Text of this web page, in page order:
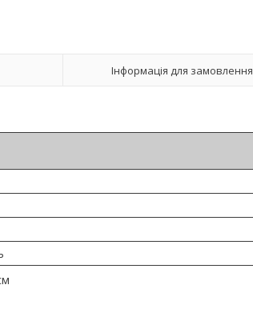
Інформація для замовлення